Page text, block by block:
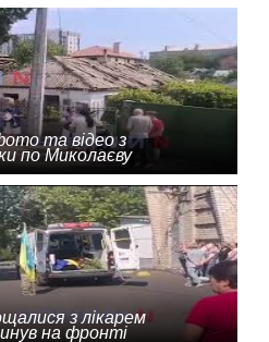
та відео з
по Миколаєву
з лікарем
на фронті